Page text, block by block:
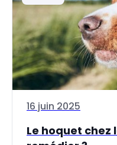
16 juin 2025
Le hoquet chez